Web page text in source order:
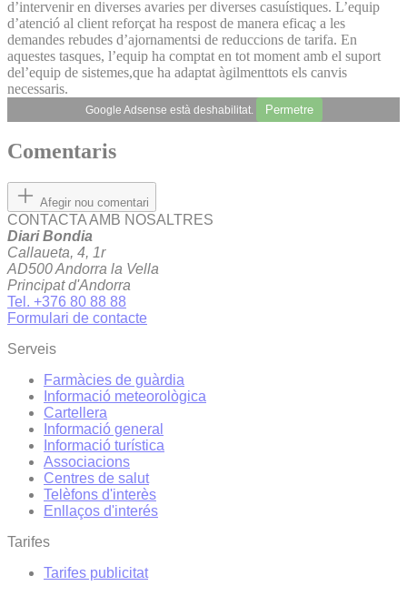
d’intervenir en diverses avaries per diverses casuístiques. L’equip
d’atenció al client reforçat ha respost de manera eficaç a les
demandes rebudes d’ajornamentsi de reduccions de tarifa. En
aquestes tasques, l’equip ha comptat en tot moment amb el suport
del’equip de sistemes,que ha adaptat àgilmenttots els canvis
necessaris.
Google Adsense està deshabilitat. Permetre
Comentaris
Afegir nou comentari
CONTACTA AMB NOSALTRES
Diari Bondia
Callaueta, 4, 1r
AD500 Andorra la Vella
Principat d'Andorra
Tel. +376 80 88 88
Formulari de contacte
Serveis
Farmàcies de guàrdia
Informació meteorològica
Cartellera
Informació general
Informació turística
Associacions
Centres de salut
Telèfons d'interès
Enllaços d'interés
Tarifes
Tarifes publicitat